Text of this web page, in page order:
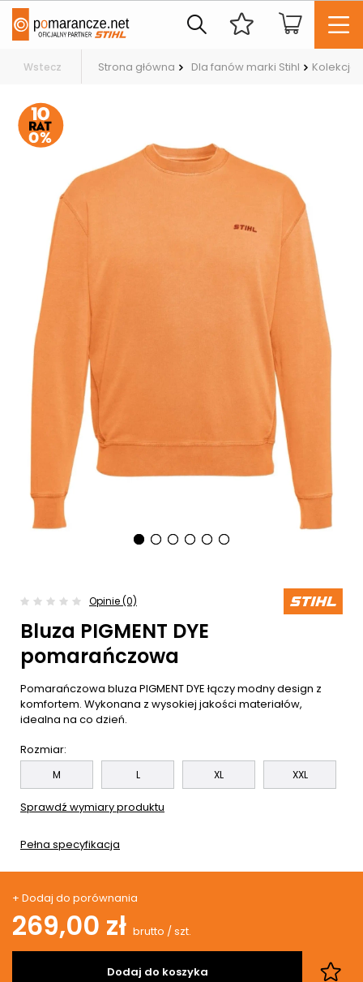
Wstecz Strona główna Dla fanów marki Stihl Kolekcja
Opinie (0)
Bluza PIGMENT DYE
pomarańczowa
Pomarańczowa bluza PIGMENT DYE łączy modny design z
komfortem. Wykonana z wysokiej jakości materiałów,
idealna na co dzień.
Rozmiar
M L XL XXL
Sprawdź wymiary produktu
Pełna specyfikacja
+ Dodaj do porównania
269,00 zł brutto /szt.
Dodaj do koszyka